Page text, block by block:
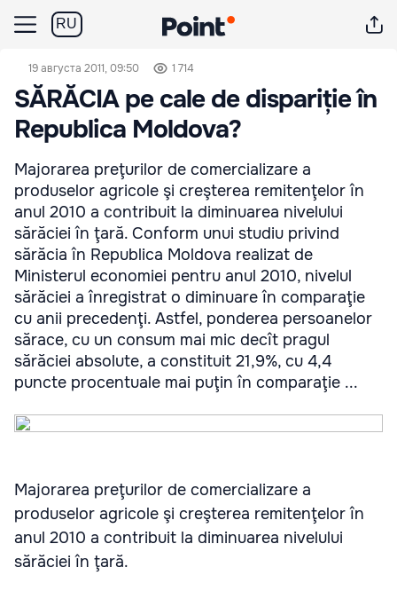
RU
19 августа 2011, 09:50 1 714
SĂRĂCIA pe cale de dispariție în
Republica Moldova?
Majorarea preţurilor de comercializare a
produselor agricole şi creşterea remitenţelor în
anul 2010 a contribuit la diminuarea nivelului
sărăciei în ţară. Conform unui studiu privind
sărăcia în Republica Moldova realizat de
Ministerul economiei pentru anul 2010, nivelul
sărăciei a înregistrat o diminuare în comparaţie
cu anii precedenţi. Astfel, ponderea persoanelor
sărace, cu un consum mai mic decît pragul
sărăciei absolute, a constituit 21,9%, cu 4,4
puncte procentuale mai puţin în comparaţie ...
Majorarea preţurilor de comercializare a
produselor agricole şi creşterea remitenţelor în
anul 2010 a contribuit la diminuarea nivelului
sărăciei în ţară.